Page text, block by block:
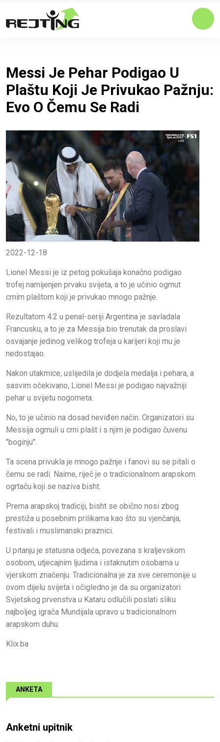
Messi Je Pehar Podigao U
Plaštu Koji Je Privukao Pažnju:
Evo O Čemu Se Radi
2022-12-18
Lionel Messi je iz petog pokušaja konačno podigao
trofej namijenjen prvaku svijeta, a to je učinio ogrnut
crnim plaštom koji je privukao mnogo pažnje.
Rezultatom 4:2 u penal-seriji Argentina je savladala
Francusku, a to je za Messija bio trenutak da proslavi
osvajanje jedinog velikog trofeja u karijeri koji mu je
nedostajao.
Nakon utakmice, uslijedila je dodjela medalja i pehara, a
sasvim očekivano, Lionel Messi je podigao najvažniji
pehar u svijetu nogometa.
No, to je učinio na dosad neviđen način. Organizatori su
Messija ogrnuli u crni plašt i s njim je podigao čuvenu
"boginju".
Ta scena privukla je mnogo pažnje i fanovi su se pitali o
čemu se radi. Naime, riječ je o tradicionalnom arapskom
ogrtaču koji se naziva bisht.
Prema arapskoj tradiciji, bisht se obično nosi zbog
prestiža u posebnim prilikama kao što su vjenčanja,
festivali i muslimanski praznici.
U pitanju je statusna odjeća, povezana s kraljevskom
osobom, utjecajnim ljudima i istaknutim osobama u
vjerskom značenju. Tradicionalna je za sve ceremonije u
ovom dijelu svijeta i očigledno je da su organizatori
Svjetskog prvenstva u Kataru odlučili poslati sliku
najboljeg igrača Mundijala upravo u tradicionalnom
arapskom duhu.
Klix.ba
ANKETA
Anketni upitnik